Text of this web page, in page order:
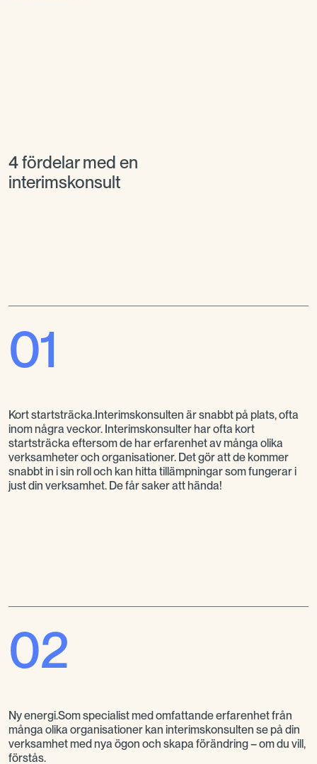
4 fördelar med en
interimskonsult
01
Kort startsträcka.Interimskonsulten är snabbt på plats, ofta
inom några veckor. Interimskonsulter har ofta kort
startsträcka eftersom de har erfarenhet av många olika
verksamheter och organisationer. Det gör att de kommer
snabbt in i sin roll och kan hitta tillämpningar som fungerar i
just din verksamhet. De får saker att hända!
02
Ny energi.Som specialist med omfattande erfarenhet från
många olika organisationer kan interimskonsulten se på din
verksamhet med nya ögon och skapa förändring – om du vill,
förstås.